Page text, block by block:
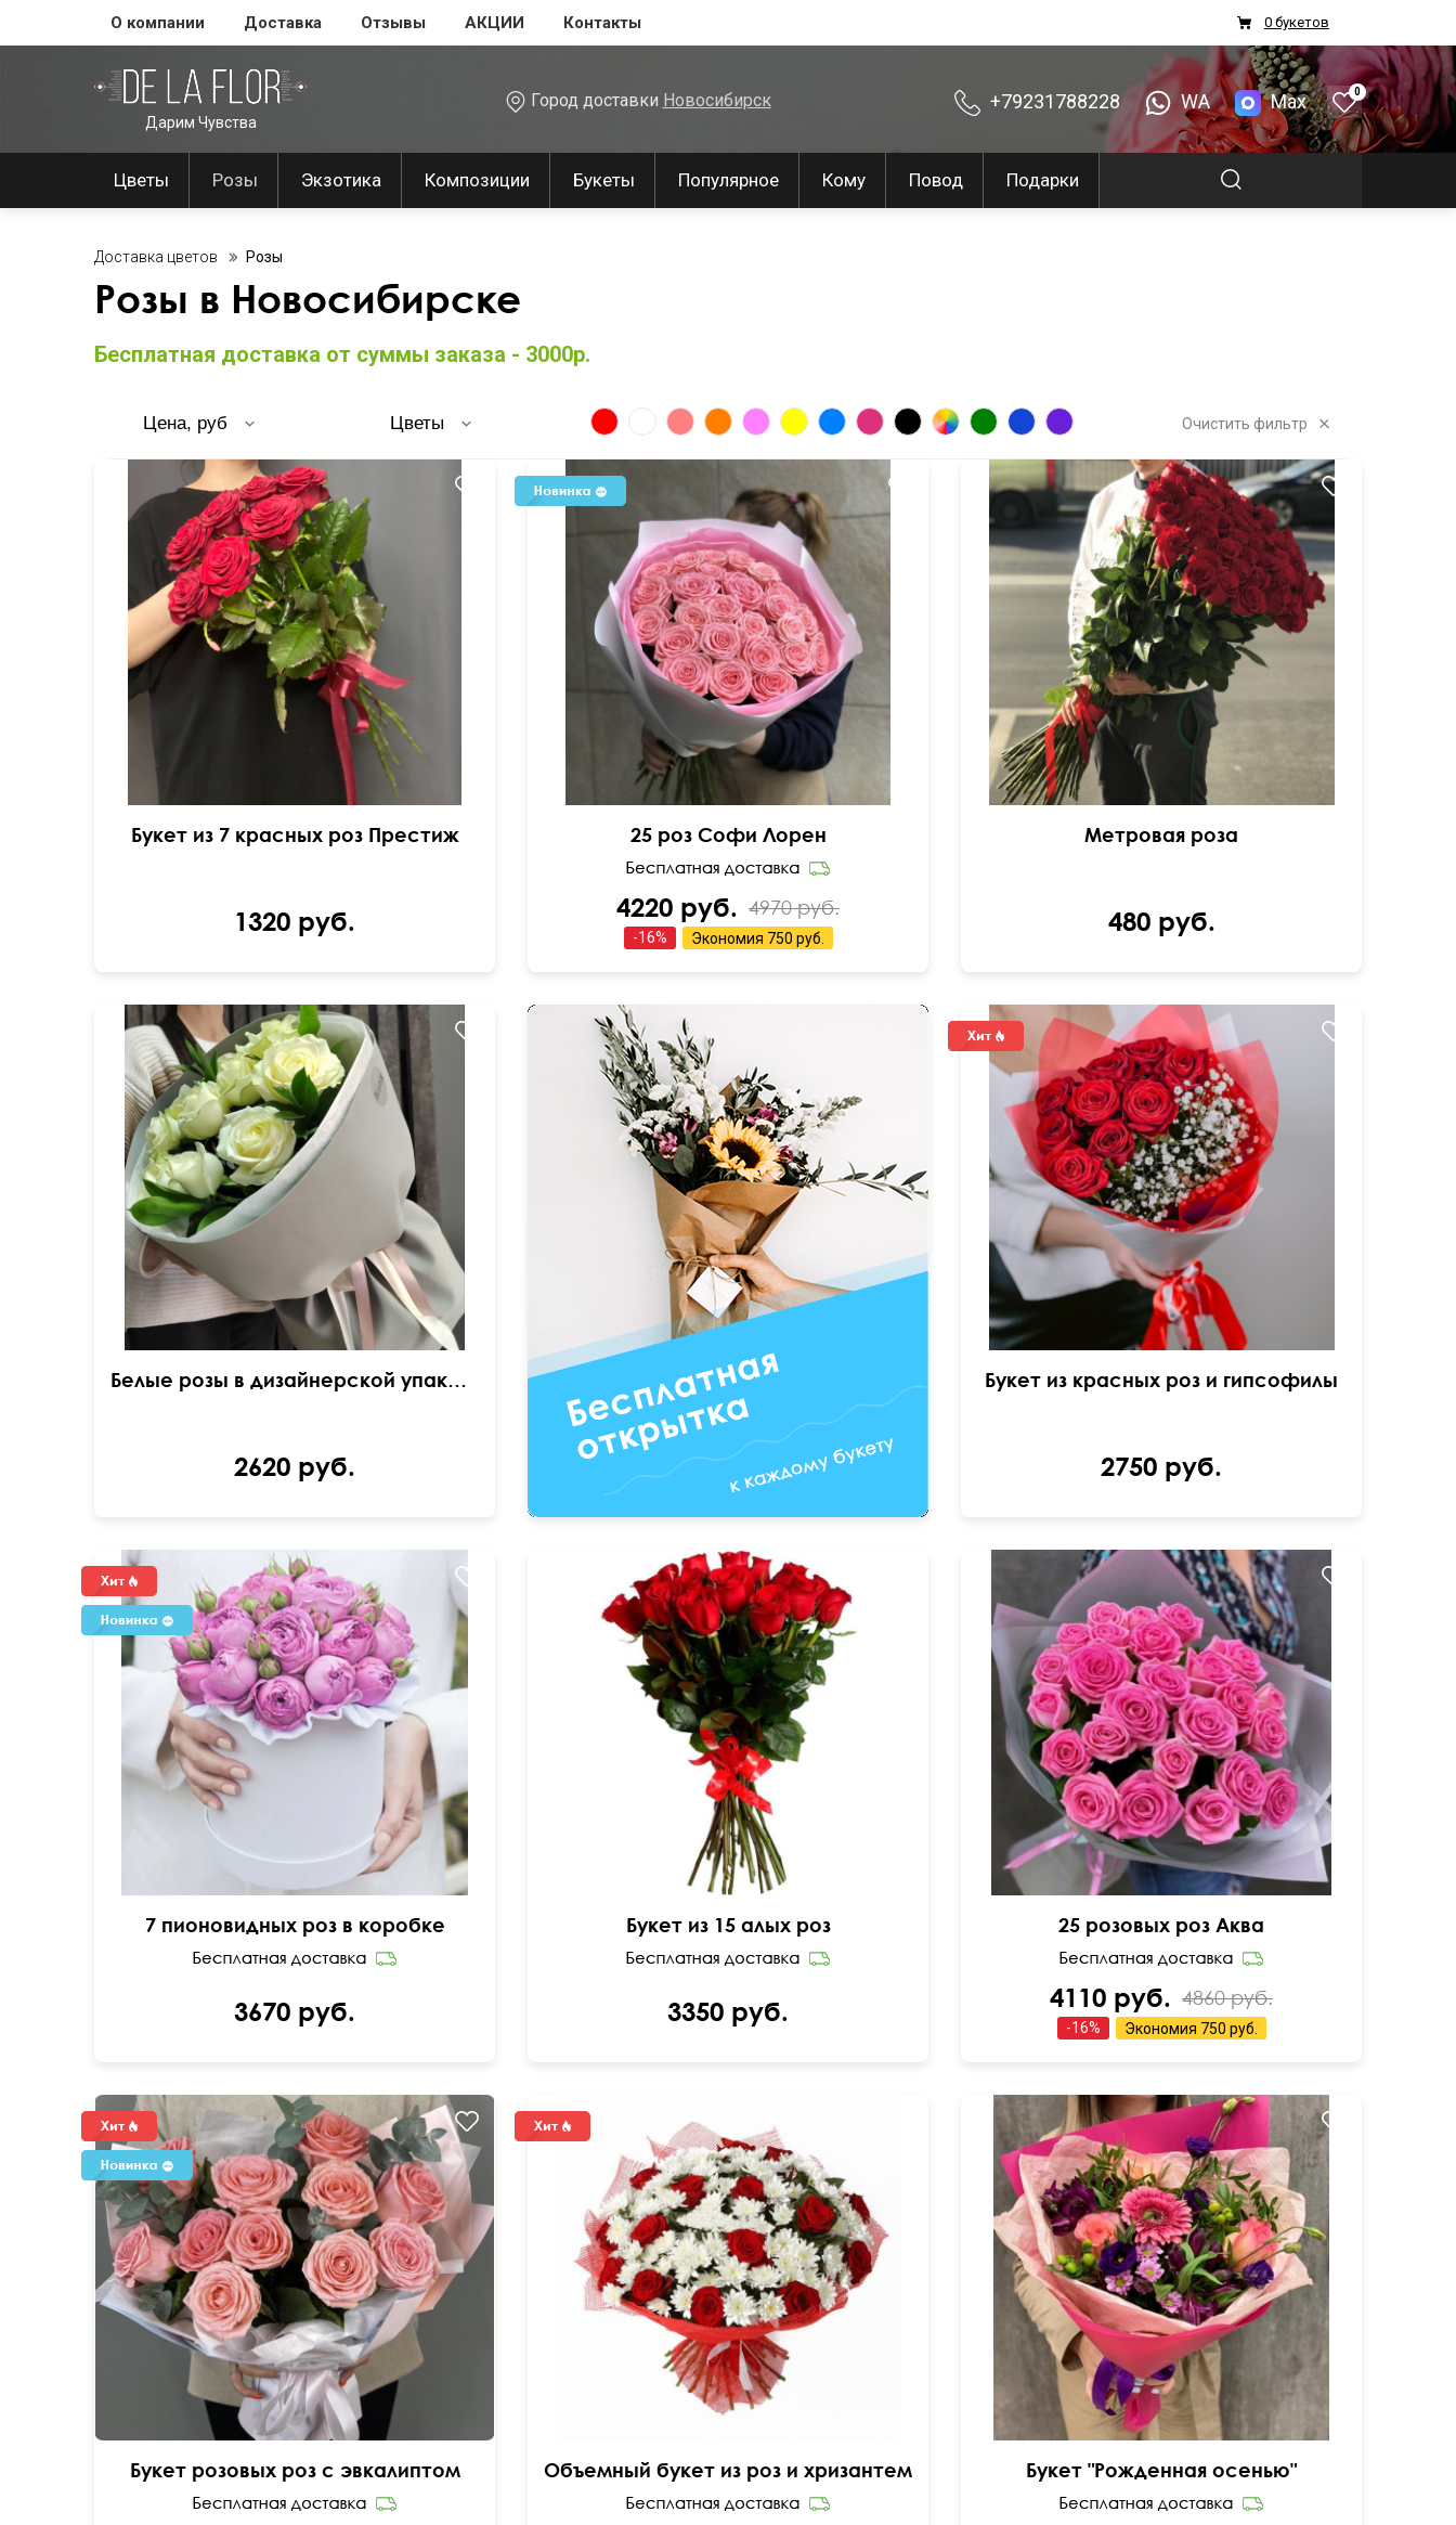
О компании Доставка Отзывы АКЦИИ Контакты 0 букетов
Дарим Чувства
Город доставки Новосибирск +79231788228 WA Max 0
Цветы Розы Экзотика Композиции Букеты Популярное Кому Повод Подарки
Доставка цветов Розы
Розы в Новосибирске
Бесплатная доставка от суммы заказа - 3000р.
Цена, руб Цветы Очистить фильтр
50 см 20 см
Букет из 7 красных роз Престиж
1320 руб.
25 роз Софи Лорен
4220 руб. 4970 руб.
-16% Экономия 750 руб.
Метровая роза
480 руб.
50 см
Белые розы в дизайнерской упаковке
2620 руб.
Букет из красных роз и гипсофилы
2750 руб.
7 пионовидных роз в коробке
3670 руб.
Пластиковая или атласная лента
60 см
35 см
Букет из 15 алых роз
3350 руб.
50 см 30 см
25 розовых роз Аква
4110 руб. 4860 руб.
-16% Экономия 750 руб.
крупный бутон
Букет розовых роз с эвкалиптом Объемный букет из роз и хризантем
Сборная композиция
Букет "Рожденная осенью"